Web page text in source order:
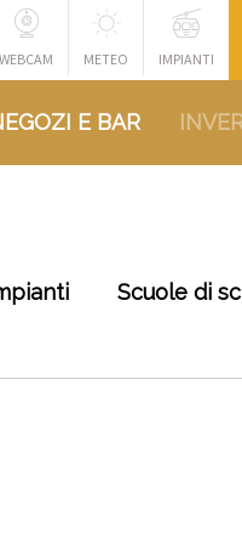
WEBCAM METEO IMPIANTI
E BAR
Scuole di